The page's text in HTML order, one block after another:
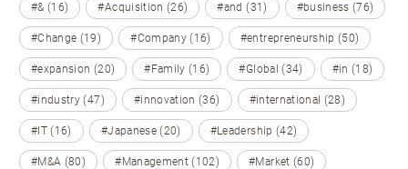
#& (16) #Acquisition (26) #and (31) #business (76)
#Change (19) #Company (16) #entrepreneurship (50)
#expansion (20) #Family (16) #Global (34) #in (18)
#industry (47) #innovation (36) #international (28)
#IT (16) #Japanese (20) #Leadership (42)
#M&A (80) #Management (102) #Market (60)